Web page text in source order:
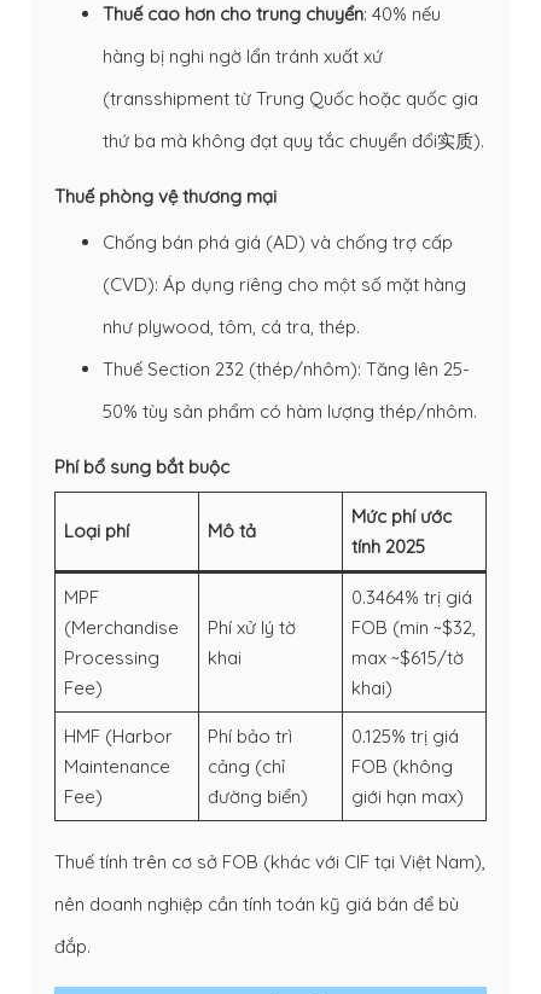
Thuế cao hơn cho trung chuyển: 40% nếu
hàng bị nghi ngờ lẩn tránh xuất xứ
(transshipment từ Trung Quốc hoặc quốc gia
thứ ba mà không đạt quy tắc chuyển đổi实质).
Thuế phòng vệ thương mại
Chống bán phá giá (AD) và chống trợ cấp
(CVD): Áp dụng riêng cho một số mặt hàng
như plywood, tôm, cá tra, thép.
Thuế Section 232 (thép/nhôm): Tăng lên 25-
50% tùy sản phẩm có hàm lượng thép/nhôm.
Phí bổ sung bắt buộc
Loại phí Mô tả
Mức phí ước
tính 2025
MPF
(Merchandise
Processing
Fee)
Phí xử lý tờ
khai
0.3464% trị giá
FOB (min ~$32,
max ~$615/tờ
khai)
HMF (Harbor
Maintenance
Fee)
Phí bảo trì
cảng (chỉ
đường biển)
0.125% trị giá
FOB (không
giới hạn max)
Thuế tính trên cơ sở FOB (khác với CIF tại Việt Nam),
nên doanh nghiệp cần tính toán kỹ giá bán để bù
đắp.